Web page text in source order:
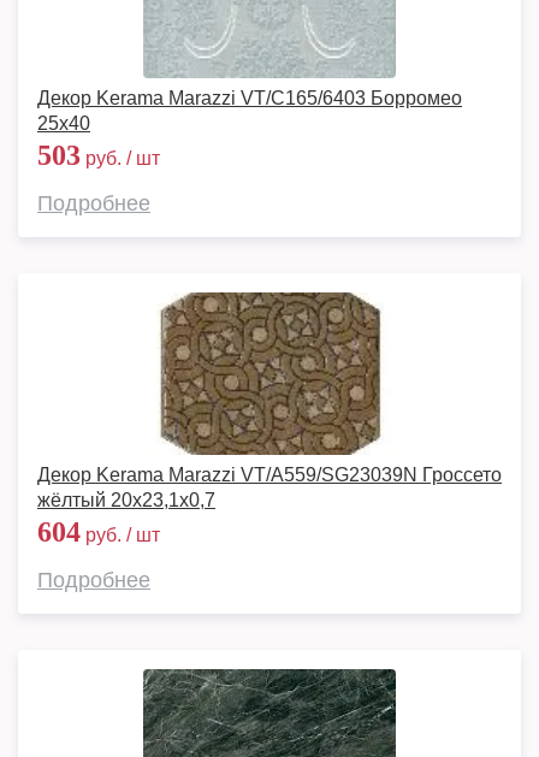
Декор Kerama Marazzi VT/C165/6403 Борромео
25x40
503 руб. / шт
Подробнее
Декор Kerama Marazzi VT/A559/SG23039N Гроссето
жёлтый 20x23,1x0,7
604 руб. / шт
Подробнее